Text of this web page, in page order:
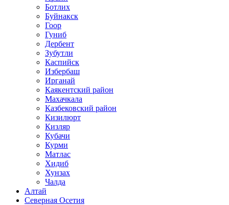
Ботлих
Буйнакск
Гоор
Гуниб
Дербент
Зубутли
Каспийск
Избербаш
Ирганай
Каякентский район
Махачкала
Казбековский район
Кизилюрт
Кизляр
Кубачи
Курми
Матлас
Хидиб
Хунзах
Чалда
Алтай
Северная Осетия